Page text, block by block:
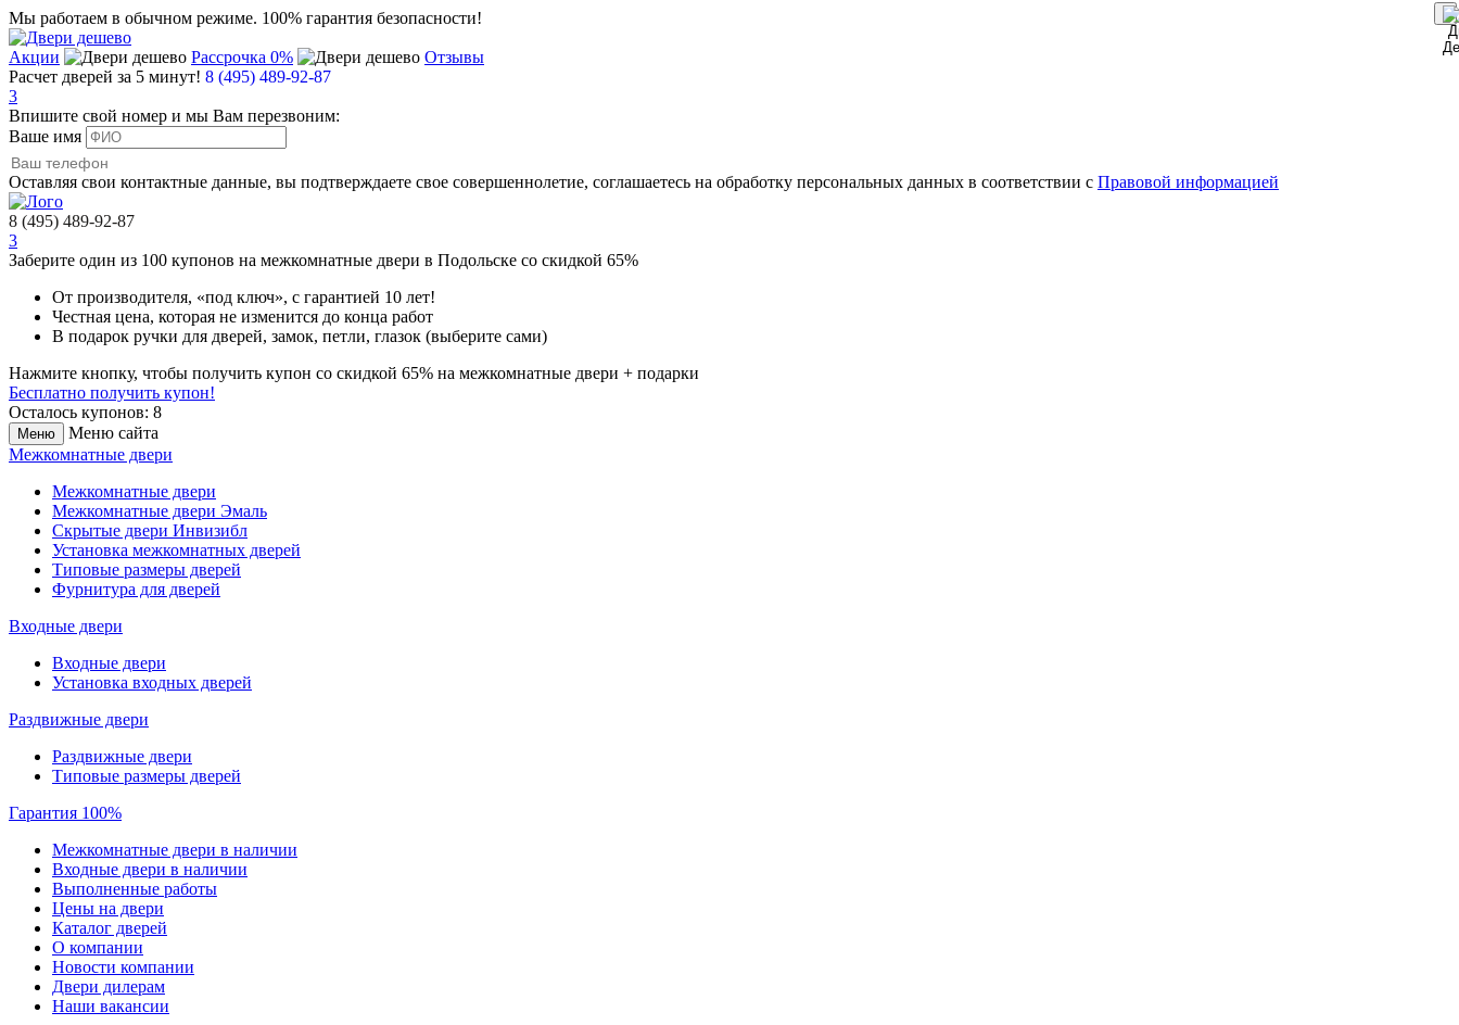
Мы работаем в обычном режиме. 100% гарантия безопасности!
Акции Рассрочка 0%
Отзывы
Расчет дверей за 5 минут! 8 (495) 489-92-87
3
Впишите свой номер и мы Вам перезвоним:
Ваше имя
Оставляя свои контактные данные, вы подтверждаете свое совершеннолетие, соглашаетесь на обработку персональных данных в соответствии с Правовой информацией
8 (495) 489-92-87
3
Заберите один из 100 купонов на межкомнатные двери в Подольске со скидкой 65%
От производителя, «под ключ», с гарантией 10 лет!
Честная цена, которая не изменится до конца работ
В подарок ручки для дверей, замок, петли, глазок (выберите сами)
Нажмите кнопку, чтобы получить купон со скидкой 65% на межкомнатные двери + подарки
Бесплатно получить купон!
Осталось купонов: 8
Меню
Меню сайта
Межкомнатные двери
Межкомнатные двери
Межкомнатные двери Эмаль
Скрытые двери Инвизибл
Установка межкомнатных дверей
Типовые размеры дверей
Фурнитура для дверей
Входные двери
Входные двери
Установка входных дверей
Раздвижные двери
Раздвижные двери
Типовые размеры дверей
Гарантия 100%
Межкомнатные двери в наличии
Входные двери в наличии
Выполненные работы
Цены на двери
Каталог дверей
О компании
Новости компании
Двери дилерам
Наши вакансии